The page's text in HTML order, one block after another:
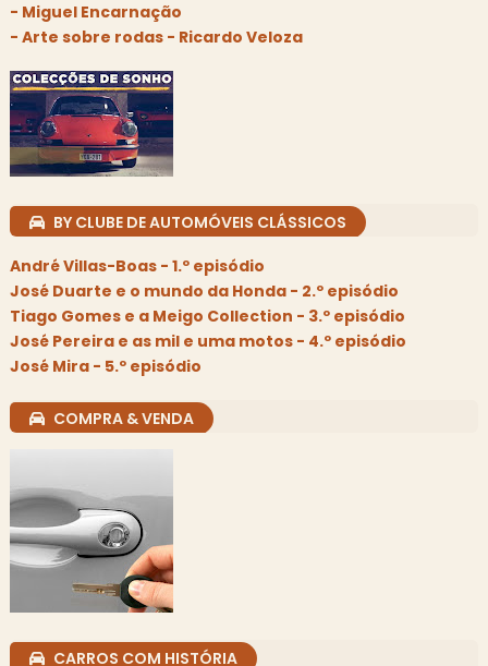
- Miguel Encarnação
- Arte sobre rodas - Ricardo Veloza
BY CLUBE DE AUTOMÓVEIS CLÁSSICOS
André Villas-Boas - 1.º episódio
José Duarte e o mundo da Honda - 2.º episódio
Tiago Gomes e a Meigo Collection - 3.º episódio
José Pereira e as mil e uma motos - 4.º episódio
José Mira - 5.º episódio
COMPRA & VENDA
CARROS COM HISTÓRIA